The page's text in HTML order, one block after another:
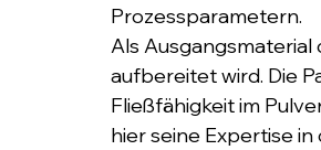
Prozessparametern.
Als
aufbereitet wird. Die
Fließfähigkeit im
hier seine Expertise